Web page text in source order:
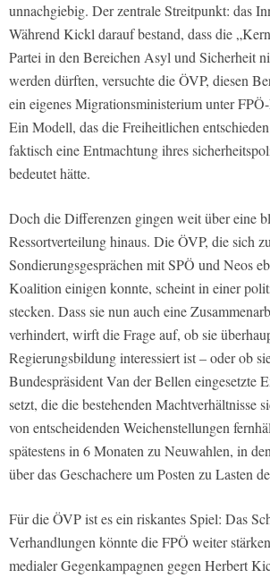
unnachgiebig. Der zentrale Streitpunkt: das
Während Kickl darauf bestand, dass die
Partei in den Bereichen Asyl und Sicherheit
werden dürften, versuchte die ÖVP, diesen
ein eigenes Migrationsministerium unter
Ein Modell, das die Freiheitlichen
faktisch eine Entmachtung ihres
bedeutet hätte.
Doch die Differenzen gingen weit über eine
Ressortverteilung hinaus. Die ÖVP, die sich
Sondierungsgesprächen mit SPÖ und Neos
Koalition einigen konnte, scheint in einer
stecken. Dass sie nun auch eine
verhindert, wirft die Frage auf, ob sie
Regierungsbildung interessiert ist – oder ob
Bundespräsident Van der Bellen eingesetzte
setzt, die die bestehenden Machtverhältnisse
von entscheidenden Weichenstellungen
spätestens in 6 Monaten zu Neuwahlen, in
über das Geschachere um Posten zu Lasten
Für die ÖVP ist es ein riskantes Spiel: Das
Verhandlungen könnte die FPÖ weiter
medialer Gegenkampagnen gegen Herbert